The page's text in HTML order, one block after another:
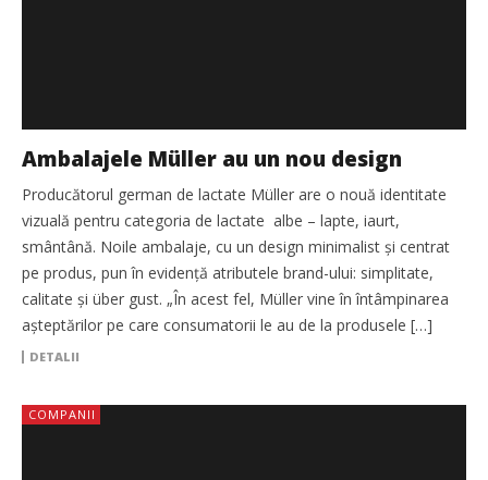
Ambalajele Müller au un nou design
Producătorul german de lactate Müller are o nouă identitate
vizuală pentru categoria de lactate albe – lapte, iaurt,
smântână. Noile ambalaje, cu un design minimalist și centrat
pe produs, pun în evidență atributele brand-ului: simplitate,
calitate și über gust. „În acest fel, Müller vine în întâmpinarea
așteptărilor pe care consumatorii le au de la produsele […]
DETALII
COMPANII